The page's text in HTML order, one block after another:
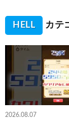
HELL カテ
2026.08.07